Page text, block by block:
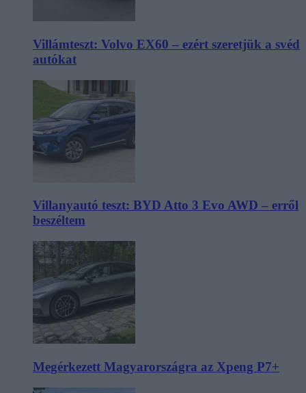
Villámteszt: Volvo EX60 – ezért szeretjük a svéd
autókat
Villanyautó teszt: BYD Atto 3 Evo AWD – erről
beszéltem
Megérkezett Magyarországra az Xpeng P7+